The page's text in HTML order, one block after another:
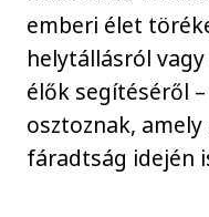
emberi élet
helytállásról
élők segítéséről
osztoznak,
fáradtság idején